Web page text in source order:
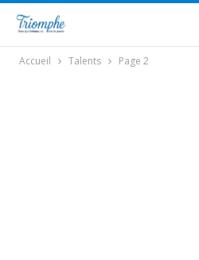
Accueil Talents Page 2